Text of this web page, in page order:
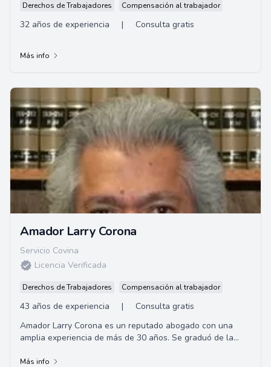
Derechos de Trabajadores Compensación al trabajador
32 años de experiencia | Consulta gratis
Más info
Amador Larry Corona
Servicio Covina
Licencia Verificada
Derechos de Trabajadores Compensación al trabajador
43 años de experiencia |
Consulta gratis
Amador Larry Corona es un reputado abogado con una
amplia experiencia de más de 30 años. Se graduó de la
Más info